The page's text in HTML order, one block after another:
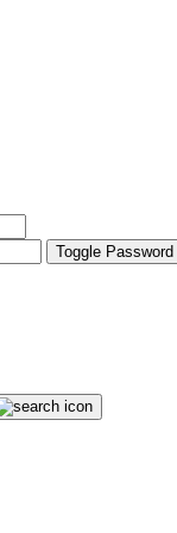
Toggle